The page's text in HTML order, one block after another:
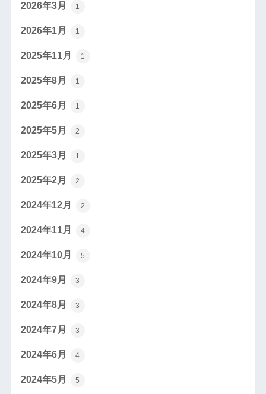
2026年3月 1
2026年1月 1
2025年11月 1
2025年8月 1
2025年6月 1
2025年5月 2
2025年3月 1
2025年2月 2
2024年12月 2
2024年11月 4
2024年10月 5
2024年9月 3
2024年8月 3
2024年7月 3
2024年6月 4
2024年5月 5